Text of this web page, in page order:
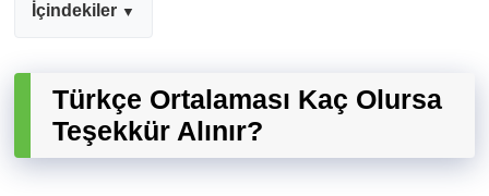
İçindekiler
Türkçe Ortalaması Kaç Olursa
Teşekkür Alınır?